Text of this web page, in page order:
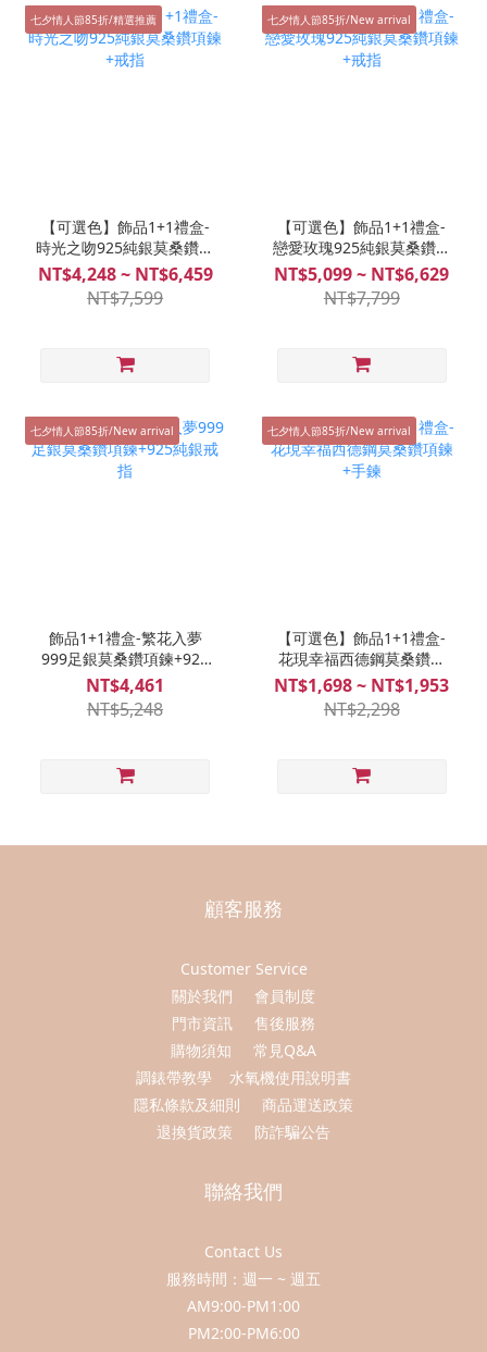
七夕情人節85折/精選推薦
【可選色】飾品1+1禮盒-
時光之吻925純銀莫桑鑽項
鍊+戒指
NT$4,248 ~ NT$6,459
NT$7,599
七夕情人節85折/New arrival
【可選色】飾品1+1禮盒-
戀愛玫瑰925純銀莫桑鑽項
鍊+戒指
NT$5,099 ~ NT$6,629
NT$7,799
七夕情人節85折/New arrival
飾品1+1禮盒-繁花入夢
999足銀莫桑鑽項鍊+925
純銀戒指
NT$4,461
NT$5,248
七夕情人節85折/New arrival
【可選色】飾品1+1禮盒-
花現幸福西德鋼莫桑鑽項
鍊+手鍊
NT$1,698 ~ NT$1,953
NT$2,298
顧客服務
Customer Service
關於我們
會員制度
門市資訊
售後服務
購物須知
常見Q&A
調錶帶教學
水氧機使用說明書
隱私條款及細則
商品運送政策
退換貨政策
防詐騙公告
聯絡我們
Contact Us
服務時間：週一 ~ 週五
AM9:00-PM1:00
PM2:00-PM6:00